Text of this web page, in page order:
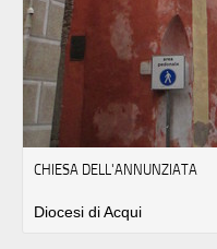
CHIESA DELL'ANNUNZIATA
Diocesi di Acqui